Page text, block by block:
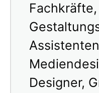
Fachkräfte,
Designer,